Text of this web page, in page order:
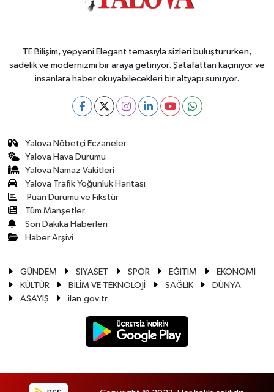
TE Bilişim, yepyeni Elegant temasıyla sizleri buluştururken,
sadelik ve modernizmi bir araya getiriyor. Şatafattan kaçınıyor ve
insanlara haber okuyabilecekleri bir altyapı sunuyor.
Yalova Nöbetçi Eczaneler
Yalova Hava Durumu
Yalova Namaz Vakitleri
Yalova Trafik Yoğunluk Haritası
Puan Durumu ve Fikstür
Tüm Manşetler
Son Dakika Haberleri
Haber Arşivi
GÜNDEM SİYASET SPOR EĞİTİM
EKONOMİ
KÜLTÜR
BİLİM VE TEKNOLOJİ SAĞLIK
DÜNYA
ASAYİŞ
ilan.gov.tr